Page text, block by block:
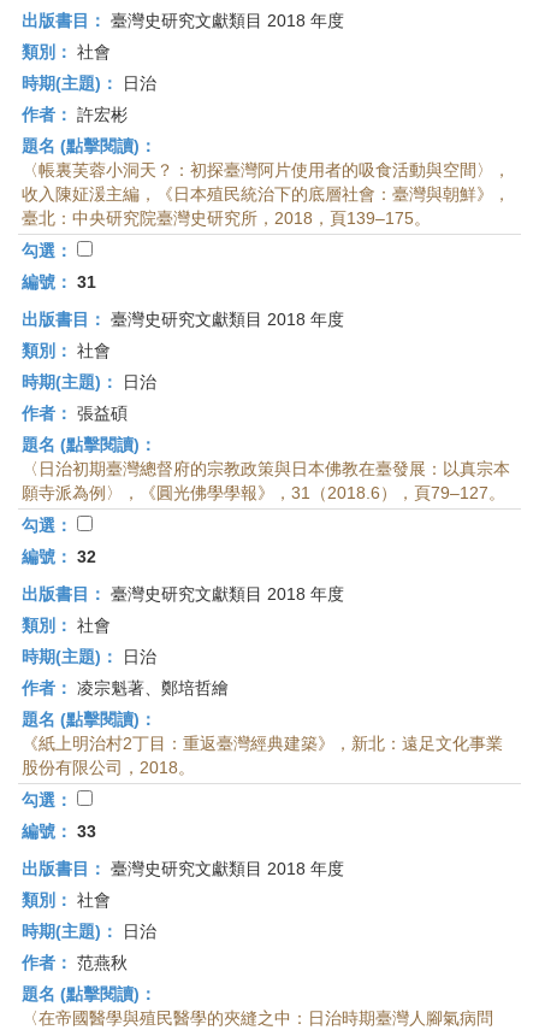
出版書目： 臺灣史研究文獻類目 2018 年度
類別： 社會
時期(主題)：
日治
作者： 許宏彬
題名 (點擊閱讀)：
〈帳裏芙蓉小洞天？：初探臺灣阿片使用者的吸食活動與空間〉，
收入陳姃湲主編，《日本殖民統治下的底層社會：臺灣與朝鮮》，
臺北：中央研究院臺灣史研究所，2018，頁139–175。
勾選：
編號： 31
出版書目： 臺灣史研究文獻類目 2018 年度
類別： 社會
時期(主題)：
日治
作者： 張益碩
題名 (點擊閱讀)：
〈日治初期臺灣總督府的宗教政策與日本佛教在臺發展：以真宗本
願寺派為例〉，《圓光佛學學報》，31（2018.6），頁79–127。
勾選：
編號： 32
出版書目： 臺灣史研究文獻類目 2018 年度
類別： 社會
時期(主題)：
日治
作者： 凌宗魁著、鄭培哲繪
題名 (點擊閱讀)：
《紙上明治村2丁目：重返臺灣經典建築》，新北：遠足文化事業
股份有限公司，2018。
勾選：
編號： 33
出版書目： 臺灣史研究文獻類目 2018 年度
類別： 社會
時期(主題)：
日治
作者： 范燕秋
題名 (點擊閱讀)：
〈在帝國醫學與殖民醫學的夾縫之中：日治時期臺灣人腳氣病問